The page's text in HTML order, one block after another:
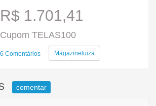
R$ 1.701,41
Cupom TELAS100
6 Comentários Magazineluiza
comentar